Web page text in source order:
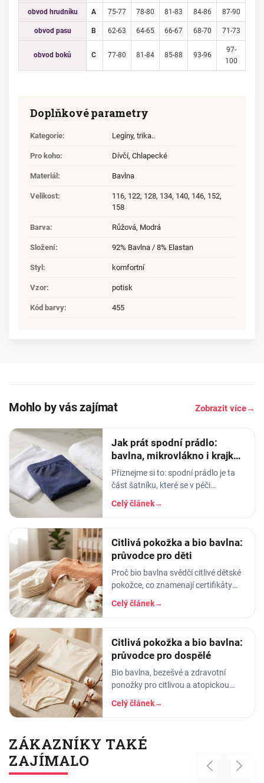
obvod hrudníku A 75-77 78-80 81-83 84-86 87-90
obvod pasu B 62-63 64-65 66-67 68-70 71-73
obvod boků C 77-80 81-84 85-88 93-96
97-
100
Doplňkové parametry
Kategorie: Legíny, trika..
Pro koho: Dívčí, Chlapecké
Materiál : Bavlna
Velikost: 116, 122, 128, 134, 140, 146, 152,
158
Barva: Růžová, Modrá
Složení: 92% Bavlna / 8% Elastan
Styl : komfortní
Vzor: potisk
Kód barvy: 455
Mohlo by vás zajímat Zobrazit více→
Jak prát spodní prádlo:
bavlna, mikrovlákno i krajka,
aby vydrželo
Přiznejme si to: spodní prádlo je ta
část šatníku, které se v péči
věnujeme nejmíň. Hodíme ho do
pračky se vším ostatním, dáme
Celý článek→
Citlivá pokožka a bio bavlna:
průvodce pro děti
Proč bio bavlna svědčí citlivé dětské
pokožce, co znamenají certifikáty
GOTS a OEKO-TEX a jak oblékat a
prát oblečení dětem s atopickou
Celý článek→
Citlivá pokožka a bio bavlna:
průvodce pro dospělé
Bio bavlna, bezešvé a zdravotní
ponožky pro citlivou a atopickou
pokožku dospělých. Co znamenají
GOTS a OEKO-TEX a na co si dát
Celý článek→
ZÁKAZNÍKY TAKÉ
ZAJÍMALO
Previous Next